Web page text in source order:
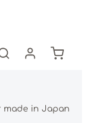
made in Japan